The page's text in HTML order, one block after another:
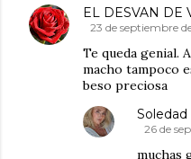
EL DESVAN DE
23 de septiembre
Te queda genial.
macho tampoco
beso preciosa
26 de
muchas